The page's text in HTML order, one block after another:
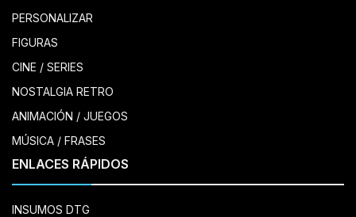
PERSONALIZAR
FIGURAS
CINE / SERIES
NOSTALGIA RETRO
ANIMACIÓN / JUEGOS
MÚSICA / FRASES
ENLACES RÁPIDOS
INSUMOS DTG